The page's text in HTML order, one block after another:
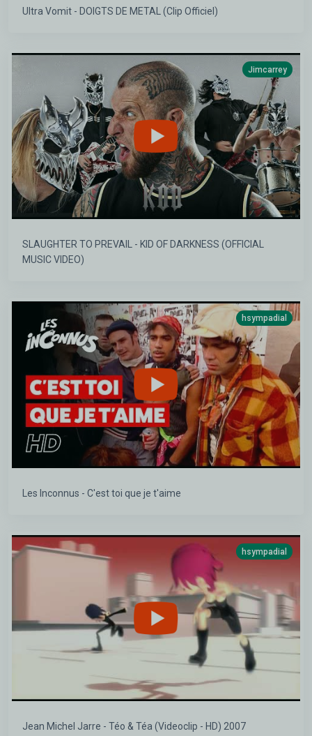
Ultra Vomit - DOIGTS DE METAL (Clip Officiel)
Jimcarrey
SLAUGHTER TO PREVAIL - KID OF DARKNESS (OFFICIAL
MUSIC VIDEO)
hsympadial
Les Inconnus - C'est toi que je t'aime
hsympadial
Jean Michel Jarre - Téo & Téa (Videoclip - HD) 2007